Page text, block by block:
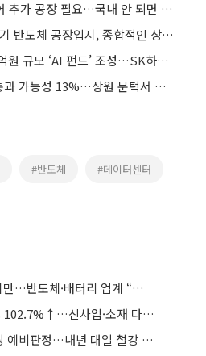
최태원 “반도체 수요 늘어 추가 공장 필요…국내 안 되면 해외도 검토”
최태원 SK그룹 회장 “차기 반도체 공장입지, 종합적인 상황 고려해 결정”
SKT, 일본·대만과 7600억원 규모 ‘AI 펀드’ 조성…SK하이닉스도 참여 추진
美 클래리티 법안 연내 통과 가능성 13%…상원 문턱서 제동
#반도체 #데이터센터
‘한국판 IRA’ 베일 벗었지만…반도체·배터리 업계 “시행령이 관건”
에코프로, 영업익 전년比 102.7%↑…신사업·소재 다각화 박차
日, 한국산 도금강판 덤핑 예비판정…내년 대일 철강 수출 ‘빨간불’